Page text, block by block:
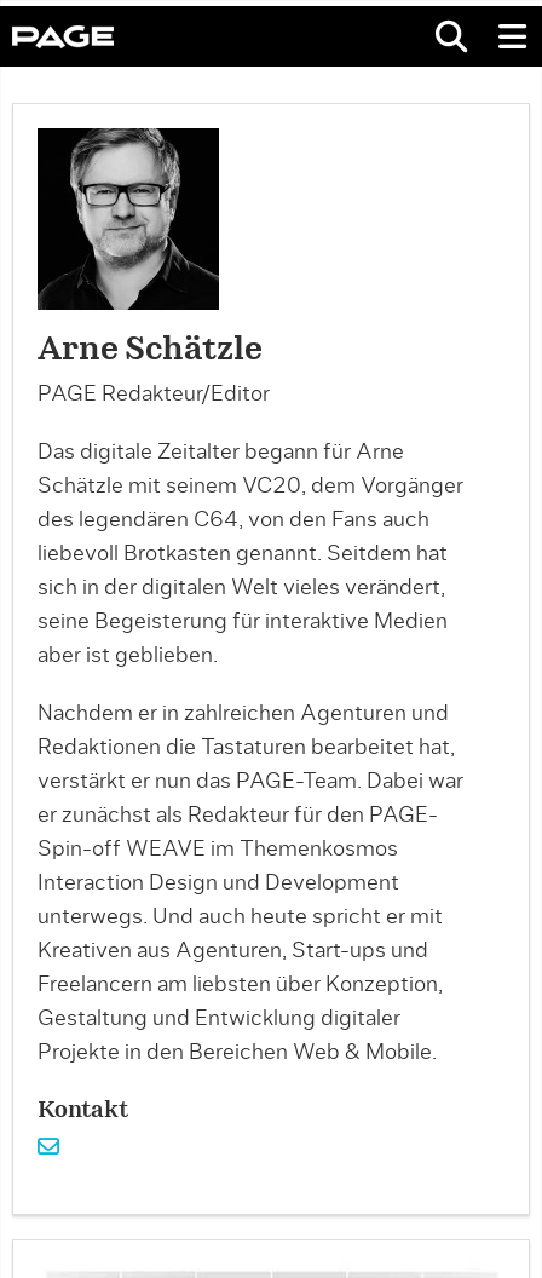
Arne Schätzle
PAGE Redakteur/Editor
Das digitale Zeitalter begann für Arne
Schätzle mit seinem VC20, dem Vorgänger
des legendären C64, von den Fans auch
liebevoll Brotkasten genannt. Seitdem hat
sich in der digitalen Welt vieles verändert,
seine Begeisterung für interaktive Medien
aber ist geblieben.
Nachdem er in zahlreichen Agenturen und
Redaktionen die Tastaturen bearbeitet hat,
verstärkt er nun das PAGE-Team. Dabei war
er zunächst als Redakteur für den PAGE-
Spin-off WEAVE im Themenkosmos
Interaction Design und Development
unterwegs. Und auch heute spricht er mit
Kreativen aus Agenturen, Start-ups und
Freelancern am liebsten über Konzeption,
Gestaltung und Entwicklung digitaler
Projekte in den Bereichen Web & Mobile.
Kontakt